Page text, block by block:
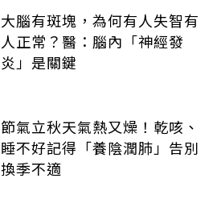
大腦有斑塊，為何有人失智有
人正常？醫：腦內「神經發
炎」是關鍵
節氣立秋天氣熱又燥！乾咳、
睡不好記得「養陰潤肺」告別
換季不適